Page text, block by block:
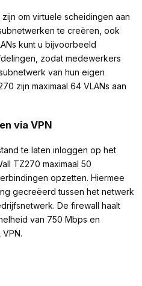
om virtuele scheidingen aan
te creëren, ook
kunt u bijvoorbeeld
zodat medewerkers
van hun eigen
zijn maximaal 64 VLANs aan
via VPN
te laten inloggen op het
TZ270 maximaal 50
opzetten. Hiermee
gecreëerd tussen het netwerk
De firewall haalt
van 750 Mbps en